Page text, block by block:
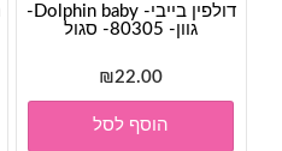
דולפין בייבי- Dolphin baby-
גוון- 80305- סגול
₪22.00
הוסף לסל